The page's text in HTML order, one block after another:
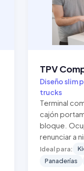
TPV
Diseño slim
trucks
Terminal
cajón
bloque.
renunciar a
Ideal para:
Panaderías